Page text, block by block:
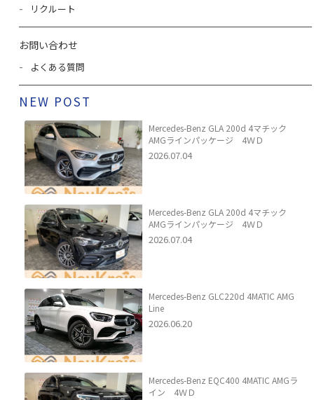
リクルート
お問い合わせ
よくある質問
NEW POST
Mercedes-Benz GLA 200d 4マチック
AMGラインパッケージ 4ＷＤ
2026.07.04
Mercedes-Benz GLA 200d 4マチック
AMGラインパッケージ 4ＷＤ
2026.07.04
Mercedes-Benz GLC220d 4MATIC AMG
Line
2026.06.20
Mercedes-Benz EQC400 4MATIC AMGラ
イン 4ＷＤ